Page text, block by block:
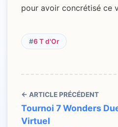
pour avoir concrétisé ce
#6 T d'Or
← ARTICLE PRÉCÉDENT
Tournoi 7 Wonders
Virtuel